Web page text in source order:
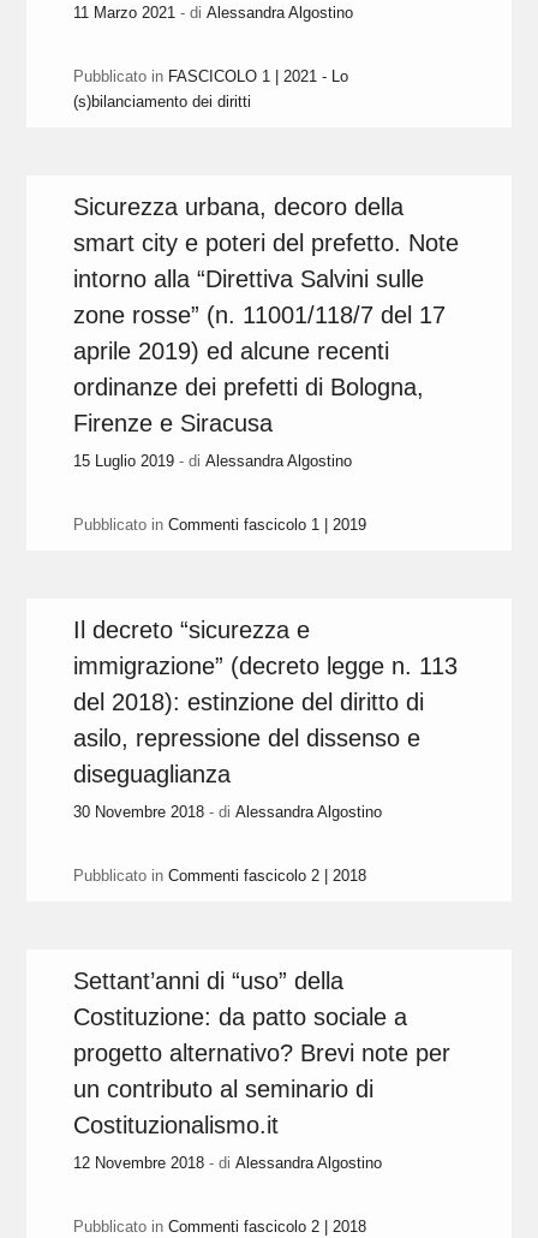
11 Marzo 2021 - di Alessandra Algostino
Pubblicato in FASCICOLO 1 | 2021 - Lo
(s)bilanciamento dei diritti
Sicurezza urbana, decoro della
smart city e poteri del prefetto. Note
intorno alla “Direttiva Salvini sulle
zone rosse” (n. 11001/118/7 del 17
aprile 2019) ed alcune recenti
ordinanze dei prefetti di Bologna,
Firenze e Siracusa
15 Luglio 2019 - di Alessandra Algostino
Pubblicato in Commenti fascicolo 1 | 2019
Il decreto “sicurezza e
immigrazione” (decreto legge n. 113
del 2018): estinzione del diritto di
asilo, repressione del dissenso e
diseguaglianza
30 Novembre 2018 - di Alessandra Algostino
Pubblicato in Commenti fascicolo 2 | 2018
Settant’anni di “uso” della
Costituzione: da patto sociale a
progetto alternativo? Brevi note per
un contributo al seminario di
Costituzionalismo.it
12 Novembre 2018 - di Alessandra Algostino
Pubblicato in Commenti fascicolo 2 | 2018